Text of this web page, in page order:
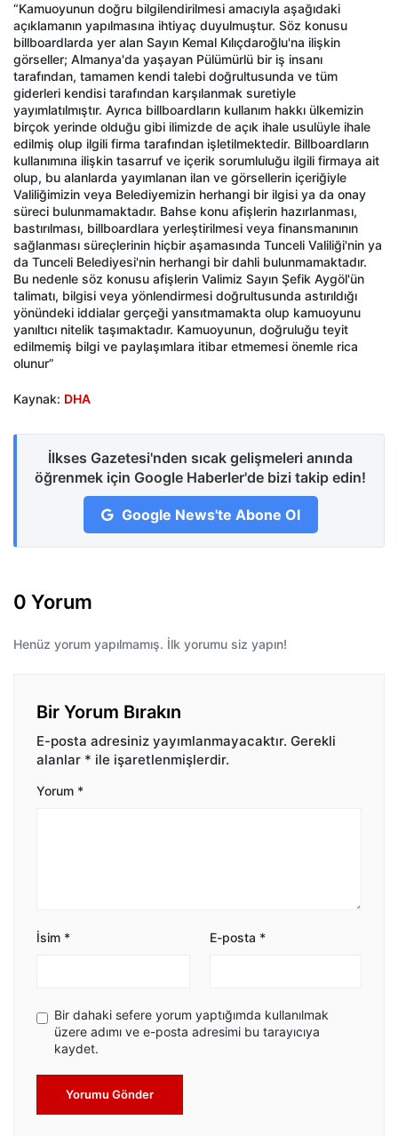
“Kamuoyunun doğru bilgilendirilmesi amacıyla aşağıdaki
açıklamanın yapılmasına ihtiyaç duyulmuştur. Söz konusu
billboardlarda yer alan Sayın Kemal Kılıçdaroğlu'na ilişkin
görseller; Almanya'da yaşayan Pülümürlü bir iş insanı
tarafından, tamamen kendi talebi doğrultusunda ve tüm
giderleri kendisi tarafından karşılanmak suretiyle
yayımlatılmıştır. Ayrıca billboardların kullanım hakkı ülkemizin
birçok yerinde olduğu gibi ilimizde de açık ihale usulüyle ihale
edilmiş olup ilgili firma tarafından işletilmektedir. Billboardların
kullanımına ilişkin tasarruf ve içerik sorumluluğu ilgili firmaya ait
olup, bu alanlarda yayımlanan ilan ve görsellerin içeriğiyle
Valiliğimizin veya Belediyemizin herhangi bir ilgisi ya da onay
süreci bulunmamaktadır. Bahse konu afişlerin hazırlanması,
bastırılması, billboardlara yerleştirilmesi veya finansmanının
sağlanması süreçlerinin hiçbir aşamasında Tunceli Valiliği'nin ya
da Tunceli Belediyesi'nin herhangi bir dahli bulunmamaktadır.
Bu nedenle söz konusu afişlerin Valimiz Sayın Şefik Aygöl'ün
talimatı, bilgisi veya yönlendirmesi doğrultusunda astırıldığı
yönündeki iddialar gerçeği yansıtmamakta olup kamuoyunu
yanıltıcı nitelik taşımaktadır. Kamuoyunun, doğruluğu teyit
edilmemiş bilgi ve paylaşımlara itibar etmemesi önemle rica
olunur”
Kaynak: DHA
İlkses Gazetesi'nden sıcak gelişmeleri anında
öğrenmek için Google Haberler'de bizi takip edin!
Google News'te Abone Ol
0 Yorum
Henüz yorum yapılmamış. İlk yorumu siz yapın!
Bir Yorum Bırakın
E-posta adresiniz yayımlanmayacaktır. Gerekli
alanlar * ile işaretlenmişlerdir.
Yorum *
İsim * E-posta *
Bir dahaki sefere yorum yaptığımda kullanılmak
üzere adımı ve e-posta adresimi bu tarayıcıya
kaydet.
Yorumu Gönder